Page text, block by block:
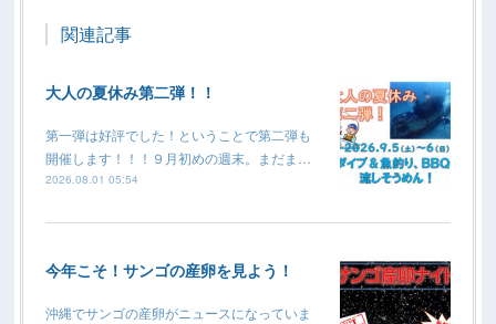
関連記事
大人の夏休み第二弾！！
第一弾は好評でした！ということで第二弾も
開催します！！！９月初めの週末。まだま…
2026.08.01 05:54
今年こそ！サンゴの産卵を見よう！
沖縄でサンゴの産卵がニュースになっていま